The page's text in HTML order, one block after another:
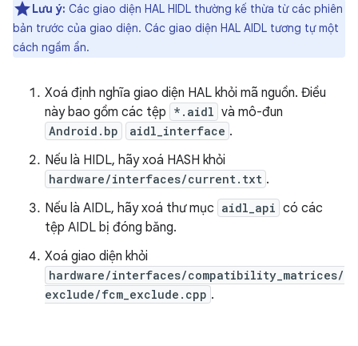
Lưu ý: Các giao diện HAL HIDL thường kế thừa từ các phiên
bản trước của giao diện. Các giao diện HAL AIDL tương tự một
cách ngầm ẩn.
Xoá định nghĩa giao diện HAL khỏi mã nguồn. Điều
này bao gồm các tệp *.aidl và mô-đun
Android.bp aidl_interface .
Nếu là HIDL, hãy xoá HASH khỏi
hardware/interfaces/current.txt .
Nếu là AIDL, hãy xoá thư mục aidl_api có các
tệp AIDL bị đóng băng.
Xoá giao diện khỏi
hardware/interfaces/compatibility_matrices/
exclude/fcm_exclude.cpp .